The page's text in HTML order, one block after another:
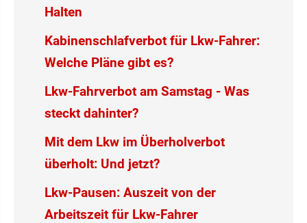
Halten
Kabinenschlafverbot für Lkw-Fahrer:
Welche Pläne gibt es?
Lkw-Fahrverbot am Samstag - Was
steckt dahinter?
Mit dem Lkw im Überholverbot
überholt: Und jetzt?
Lkw-Pausen: Auszeit von der
Arbeitszeit für Lkw-Fahrer